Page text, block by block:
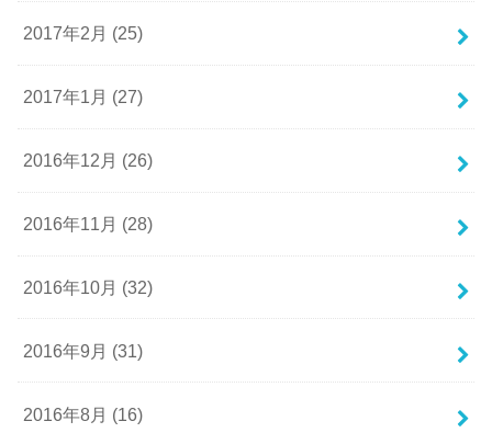
2017年2月 (25)
2017年1月 (27)
2016年12月 (26)
2016年11月 (28)
2016年10月 (32)
2016年9月 (31)
2016年8月 (16)